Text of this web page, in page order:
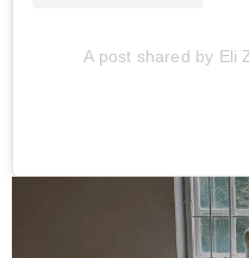
A post shared by Eli